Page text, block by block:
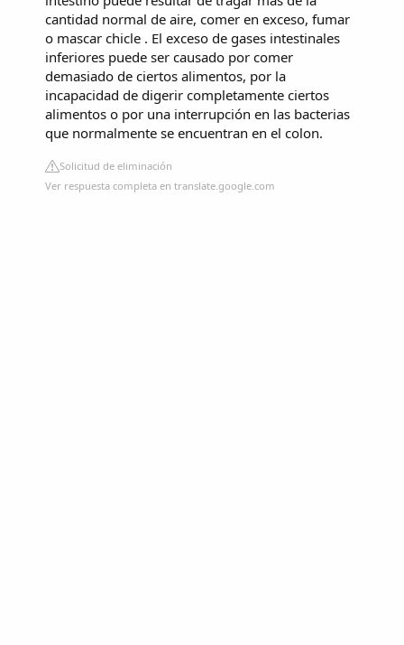
cantidad normal de aire, comer en exceso, fumar
o mascar chicle . El exceso de gases intestinales
inferiores puede ser causado por comer
demasiado de ciertos alimentos, por la
incapacidad de digerir completamente ciertos
alimentos o por una interrupción en las bacterias
que normalmente se encuentran en el colon.
Solicitud de eliminación
Ver respuesta completa en translate.google.com